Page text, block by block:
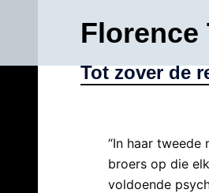
Florence
Tot zover de
“In haar tweede
broers op die
voldoende